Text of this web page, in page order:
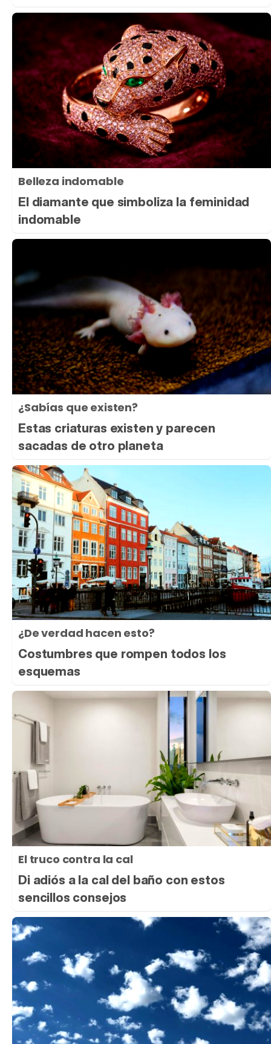
Belleza indomable
El diamante que simboliza la feminidad
indomable
¿Sabías que existen?
Estas criaturas existen y parecen
sacadas de otro planeta
¿De verdad hacen esto?
Costumbres que rompen todos los
esquemas
El truco contra la cal
Di adiós a la cal del baño con estos
sencillos consejos